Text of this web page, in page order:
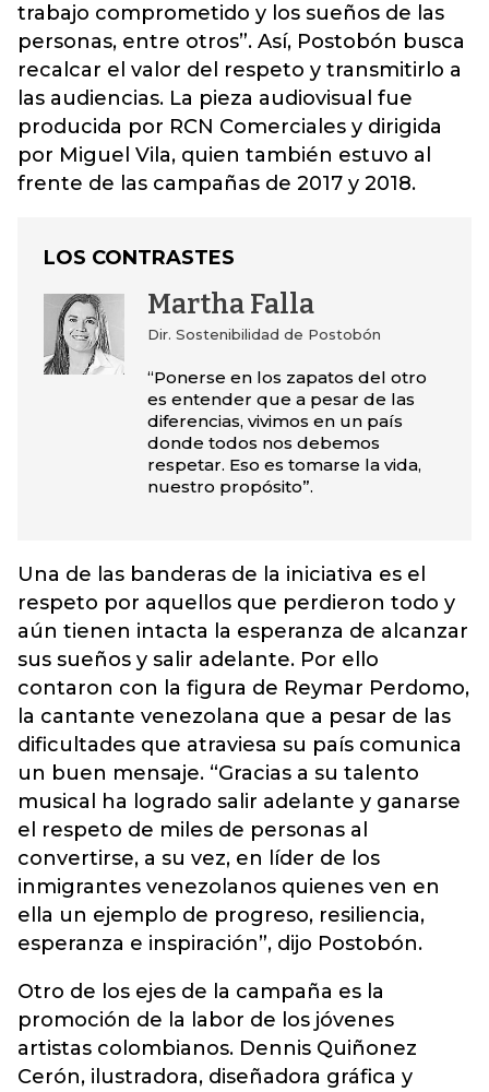
trabajo comprometido y los sueños de las
personas, entre otros”. Así, Postobón busca
recalcar el valor del respeto y transmitirlo a
las audiencias. La pieza audiovisual fue
producida por RCN Comerciales y dirigida
por Miguel Vila, quien también estuvo al
frente de las campañas de 2017 y 2018.
LOS CONTRASTES
Martha Falla
Dir. Sostenibilidad de Postobón
“Ponerse en los zapatos del otro
es entender que a pesar de las
diferencias, vivimos en un país
donde todos nos debemos
respetar. Eso es tomarse la vida,
nuestro propósito”.
Una de las banderas de la iniciativa es el
respeto por aquellos que perdieron todo y
aún tienen intacta la esperanza de alcanzar
sus sueños y salir adelante. Por ello
contaron con la figura de Reymar Perdomo,
la cantante venezolana que a pesar de las
dificultades que atraviesa su país comunica
un buen mensaje. “Gracias a su talento
musical ha logrado salir adelante y ganarse
el respeto de miles de personas al
convertirse, a su vez, en líder de los
inmigrantes venezolanos quienes ven en
ella un ejemplo de progreso, resiliencia,
esperanza e inspiración”, dijo Postobón.
Otro de los ejes de la campaña es la
promoción de la labor de los jóvenes
artistas colombianos. Dennis Quiñonez
Cerón, ilustradora, diseñadora gráfica y